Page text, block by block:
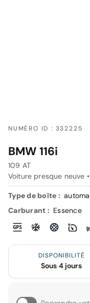
NUMÉRO ID : 332225
BMW 116i
109 AT
Voiture presque neuve
Type de boîte :
Carburant : Essence
DISPONIBILITÉ
Sous 4 jours